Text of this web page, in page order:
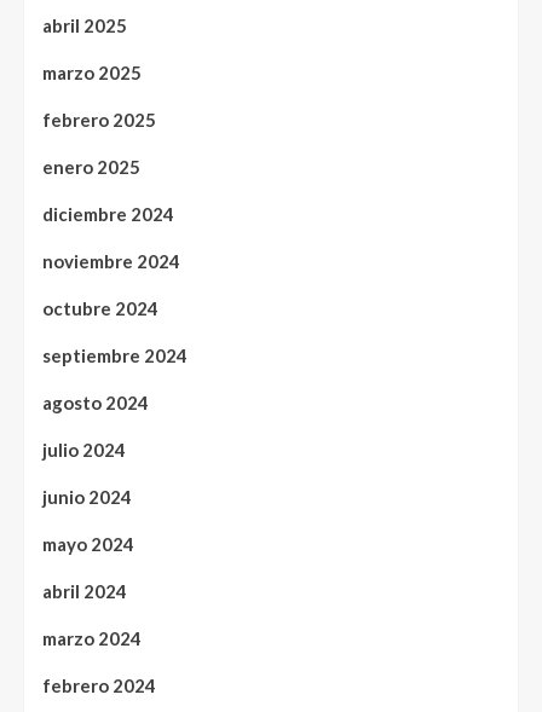
abril 2025
marzo 2025
febrero 2025
enero 2025
diciembre 2024
noviembre 2024
octubre 2024
septiembre 2024
agosto 2024
julio 2024
junio 2024
mayo 2024
abril 2024
marzo 2024
febrero 2024